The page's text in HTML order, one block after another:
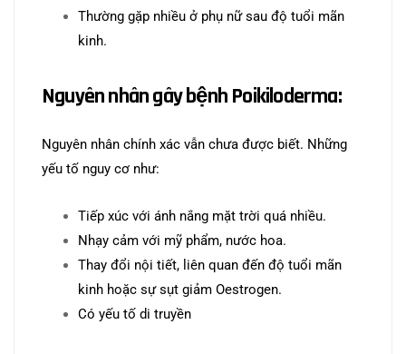
Thường gặp nhiều ở phụ nữ sau độ tuổi mãn
kinh.
Nguyên nhân gâybệnh Poikiloderma:
Nguyên nhân chính xác vẫn chưa được biết. Những
yếu tố nguy cơ như:
Tiếp xúc với ánh nắng mặt trời quá nhiều.
Nhạy cảm với mỹ phẩm, nước hoa.
Thay đổi nội tiết, liên quan đến độ tuổi mãn
kinh hoặc sự sụt giảm Oestrogen.
Có yếu tố di truyền